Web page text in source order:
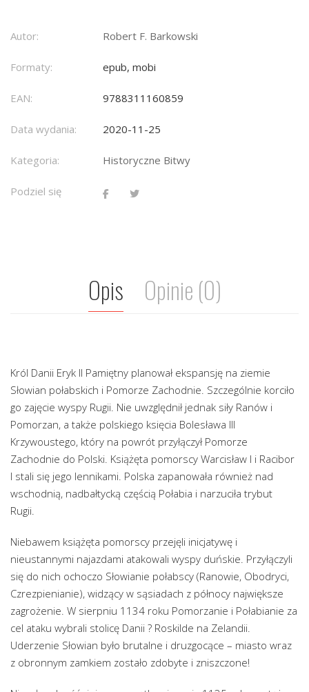
Autor: Robert F. Barkowski
Formaty: epub, mobi
EAN: 9788311160859
Data wydania: 2020-11-25
Kategoria: Historyczne Bitwy
Podziel się
Opis Opinie (0)
Król Danii Eryk II Pamiętny planował ekspansję na ziemie
Słowian połabskich i Pomorze Zachodnie. Szczególnie korciło
go zajęcie wyspy Rugii. Nie uwzględnił jednak siły Ranów i
Pomorzan, a także polskiego księcia Bolesława III
Krzywoustego, który na powrót przyłączył Pomorze
Zachodnie do Polski. Książęta pomorscy Warcisław I i Racibor
I stali się jego lennikami. Polska zapanowała również nad
wschodnią, nadbałtycką częścią Połabia i narzuciła trybut
Rugii.
Niebawem książęta pomorscy przejęli inicjatywę i
nieustannymi najazdami atakowali wyspy duńskie. Przyłączyli
się do nich ochoczo Słowianie połabscy (Ranowie, Obodryci,
Czrezpienianie), widzący w sąsiadach z północy największe
zagrożenie. W sierpniu 1134 roku Pomorzanie i Połabianie za
cel ataku wybrali stolicę Danii ? Roskilde na Zelandii.
Uderzenie Słowian było brutalne i druzgocące – miasto wraz
z obronnym zamkiem zostało zdobyte i zniszczone!